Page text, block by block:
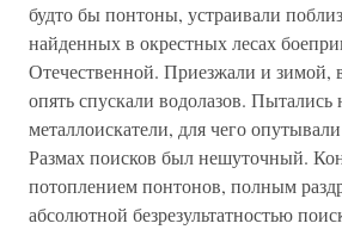
будто бы понтоны, устраивали
найденных в окрестных лесах
Отечественной. Приезжали и зимой,
опять спускали водолазов. Пытались
металлоискатели, для чего
Размах поисков был нешуточный.
потоплением понтонов, полным
абсолютной безрезультатностью